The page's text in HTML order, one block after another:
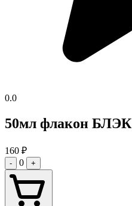
0.0
50мл флакон БЛЭК
160 ₽
- 0 +